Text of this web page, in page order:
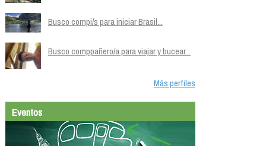
Busco compi/s para iniciar Brasil...
Busco comppañero/a para viajar y bucear...
Más perfiles
Eventos